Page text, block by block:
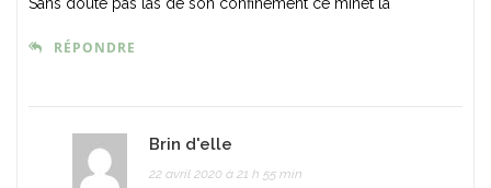
RÉPONDRE
Brin d'elle
22 avril 2020 à 21 h 55 min